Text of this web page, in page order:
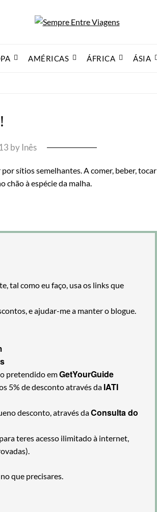
AMÉRICAS ÁFRICA ÁSIA
byInês
sítios semelhantes. A comer, beber, tocar
chão à espécie da malha.
tal como eu faço, usa os links que
e ajudar-me a manter o blogue.
pretendido emGetYourGuide
5% de desconto através da IATI
desconto, através daConsulta do
teres acesso ilimitado à internet,
que precisares.